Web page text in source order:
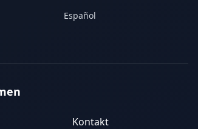
Español
Kontakt